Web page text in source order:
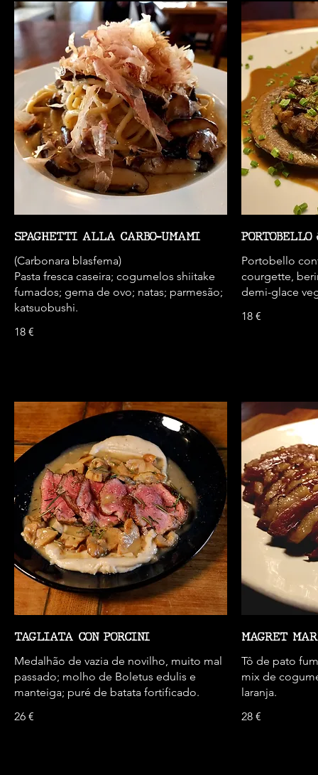
SPAGHETTI ALLA CARBO-UMAMI
(Carbonara blasfema)
Pasta fresca caseira; cogumelos shiitake
fumados; gema de ovo; natas; parmesão;
katsuobushi.
18 €
Portobello
courgette,
demi-glace
18 €
TAGLIATA CON PORCINI
Medalhão de vazia de novilho, muito mal
passado; molho de Boletus edulis e
manteiga; puré de batata fortificado.
26 €
MAGRET
Tô de pato
mix de
laranja.
28 €